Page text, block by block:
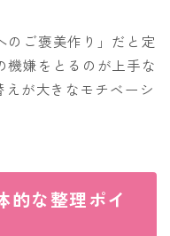
のご褒美作り」だと定
機嫌をとるのが上手な
えが大きなモチベーシ
的な整理ポイ